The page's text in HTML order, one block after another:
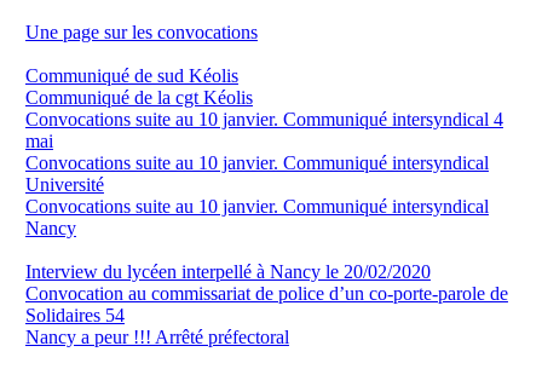
Une page sur les convocations
Communiqué de sud Kéolis
Communiqué de la cgt Kéolis
Convocations suite au 10 janvier. Communiqué intersyndical 4
mai
Convocations suite au 10 janvier. Communiqué intersyndical
Université
Convocations suite au 10 janvier. Communiqué intersyndical
Nancy
Interview du lycéen interpellé à Nancy le 20/02/2020
Convocation au commissariat de police d’un co-porte-parole de
Solidaires 54
Nancy a peur !!! Arrêté préfectoral